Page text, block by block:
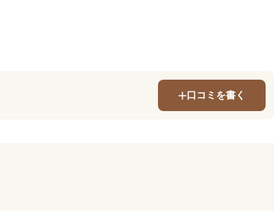
口コミを書く